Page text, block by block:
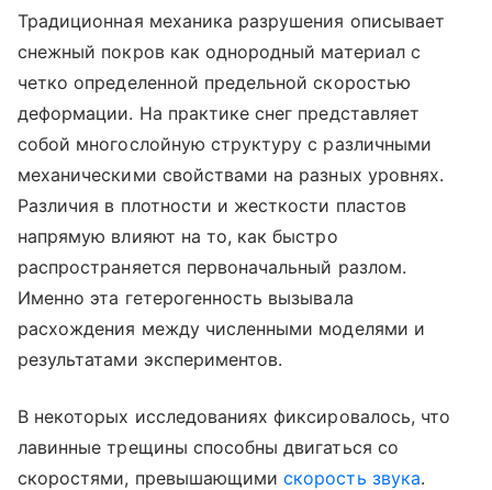
Традиционная механика разрушения описывает
снежный покров как однородный материал с
четко определенной предельной скоростью
деформации. На практике снег представляет
собой многослойную структуру с различными
механическими свойствами на разных уровнях.
Различия в плотности и жесткости пластов
напрямую влияют на то, как быстро
распространяется первоначальный разлом.
Именно эта гетерогенность вызывала
расхождения между численными моделями и
результатами экспериментов.
В некоторых исследованиях фиксировалось, что
лавинные трещины способны двигаться со
скоростями, превышающимискорость звука.